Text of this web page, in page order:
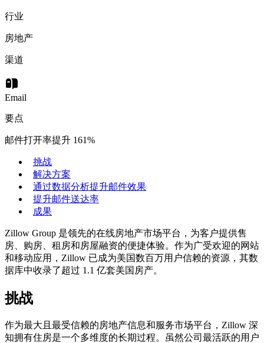
行业
房地产
渠道
Email
要点
邮件打开率提升 161%
挑战
解决方案
通过数据分析提升邮件效果
提升邮件送达率
成果
Zillow Group 是领先的在线房地产市场平台，为客户提供售
房、购房、租房和房屋融资的便捷体验。作为广受欢迎的网站
和移动应用，Zillow 已成为美国数百万用户信赖的资源，其数
据库中收录了超过 1.1 亿套美国房产。
挑战
作为最大且最受信赖的房地产信息和服务市场平台，Zillow 深
知拥有住房是一个多维度的长期过程。虽然公司最活跃的用户